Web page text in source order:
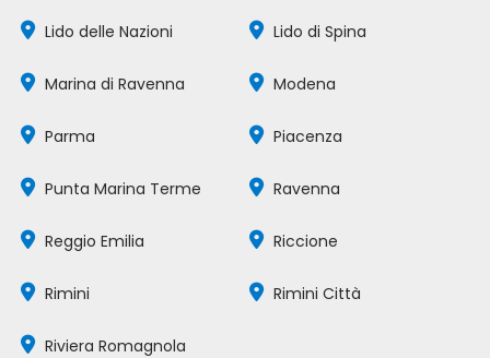
Lido delle Nazioni Lido di Spina
Marina di Ravenna Modena
Parma Piacenza
Punta Marina Terme Ravenna
Reggio Emilia Riccione
Rimini Rimini Città
Riviera Romagnola